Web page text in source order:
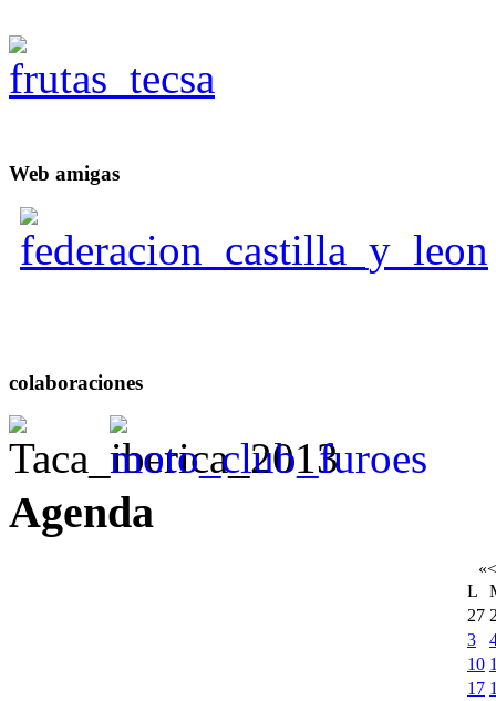
Web amigas
colaboraciones
Agenda
«<
L
27
3
10
17